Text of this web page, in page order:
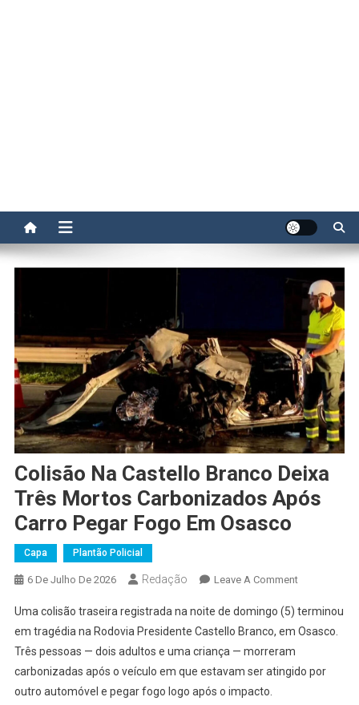
Colisão Na Castello Branco Deixa
Três Mortos Carbonizados Após
Carro Pegar Fogo Em Osasco
Capa Plantão Policial
6 De Julho De 2026 Redação Leave A CommentOn
Na
Castello
Deixa
Uma colisão traseira registrada na noite de domingo (5) terminou
em tragédia na Rodovia Presidente Castello Branco, em Osasco.
Três pessoas — dois adultos e uma criança — morreram
carbonizadas após o veículo em que estavam ser atingido por
outro automóvel e pegar fogo logo após o impacto.